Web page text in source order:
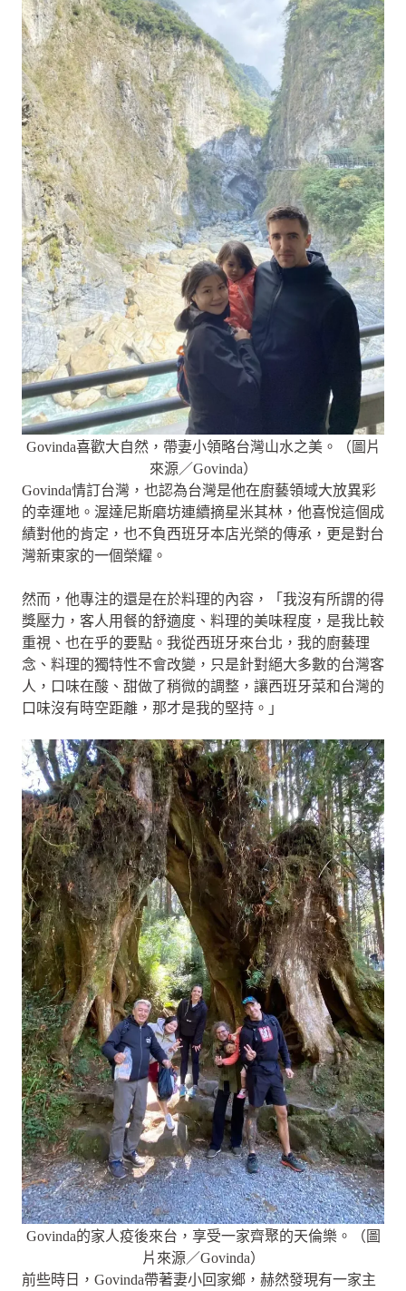
Govinda喜歡大自然，帶妻小領略台灣山水之美。（圖片
來源／Govinda）
Govinda情訂台灣，也認為台灣是他在廚藝領域大放異彩
的幸運地。渥達尼斯磨坊連續摘星米其林，他喜悅這個成
績對他的肯定，也不負西班牙本店光榮的傳承，更是對台
灣新東家的一個榮耀。
然而，他專注的還是在於料理的內容，「我沒有所謂的得
獎壓力，客人用餐的舒適度、料理的美味程度，是我比較
重視、也在乎的要點。我從西班牙來台北，我的廚藝理
念、料理的獨特性不會改變，只是針對絕大多數的台灣客
人，口味在酸、甜做了稍微的調整，讓西班牙菜和台灣的
口味沒有時空距離，那才是我的堅持。」
Govinda的家人疫後來台，享受一家齊聚的天倫樂。（圖
片來源／Govinda）
前些時日，Govinda帶著妻小回家鄉，赫然發現有一家主